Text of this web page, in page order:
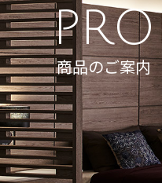
商品のご案内